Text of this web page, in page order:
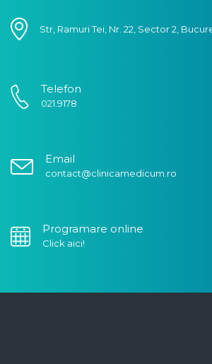
Str, Ramuri Tei, Nr. 22, Sector 2,
Telefon
021.9178
Email
contact@clinicamedicum.ro
Programare online
Click aici!